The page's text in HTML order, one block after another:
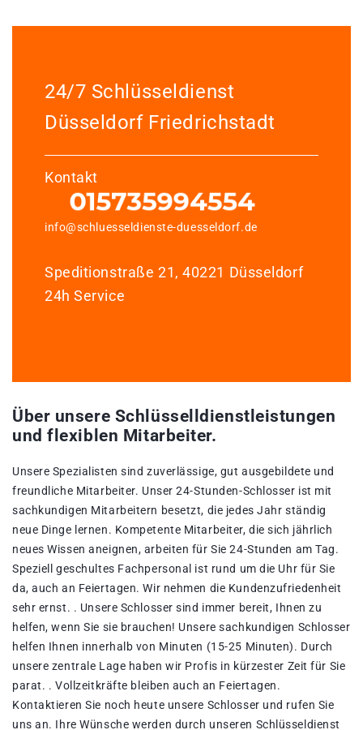
24/7 Schlüsseldienst
Düsseldorf Friedrichstadt
Kontakt
info@schluesseldienste-duesseldorf.de
Speditionstraße 21, 40221 Düsseldorf
24h Service
Über unsere Schlüsselldienstleistungen
und flexiblen Mitarbeiter.
Unsere Spezialisten sind zuverlässige, gut ausgebildete und
freundliche Mitarbeiter. Unser 24-Stunden-Schlosser ist mit
sachkundigen Mitarbeitern besetzt, die jedes Jahr ständig
neue Dinge lernen. Kompetente Mitarbeiter, die sich jährlich
neues Wissen aneignen, arbeiten für Sie 24-Stunden am Tag.
Speziell geschultes Fachpersonal ist rund um die Uhr für Sie
da, auch an Feiertagen. Wir nehmen die Kundenzufriedenheit
sehr ernst. . Unsere Schlosser sind immer bereit, Ihnen zu
helfen, wenn Sie sie brauchen! Unsere sachkundigen Schlosser
helfen Ihnen innerhalb von Minuten (15-25 Minuten). Durch
unsere zentrale Lage haben wir Profis in kürzester Zeit für Sie
parat. . Vollzeitkräfte bleiben auch an Feiertagen.
Kontaktieren Sie noch heute unsere Schlosser und rufen Sie
uns an. Ihre Wünsche werden durch unseren Schlüsseldienst